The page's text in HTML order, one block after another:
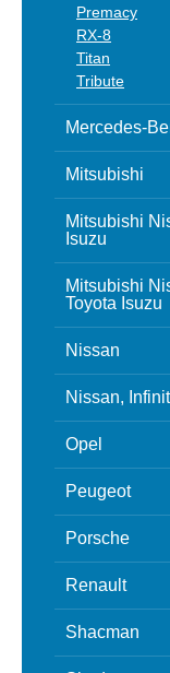
Premacy
RX-8
Titan
Tribute
Mercedes-
Mitsubishi
Mitsubishi
Isuzu
Mitsubishi
Toyota Isuzu
Nissan
Nissan,
Opel
Peugeot
Porsche
Renault
Shacman